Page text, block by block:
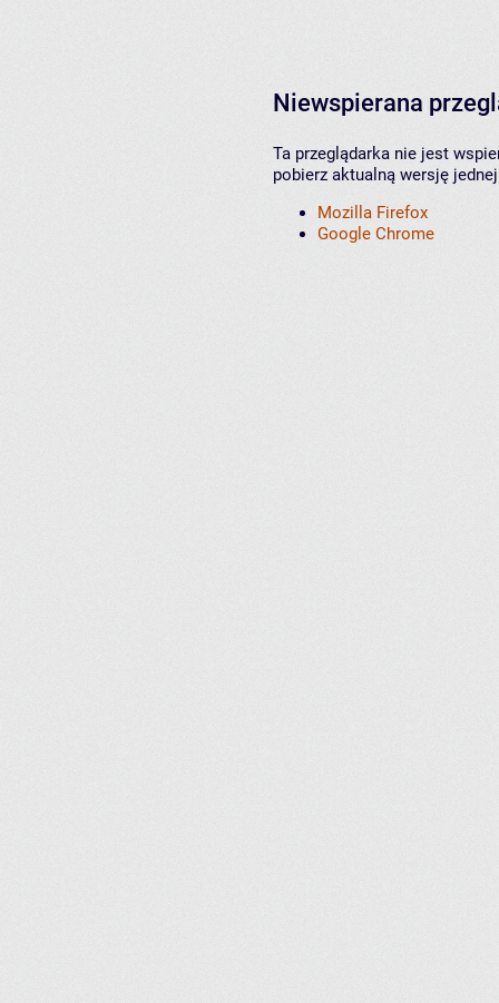
Niewspierana
Ta przeglądarka nie jest
pobierz aktualną wersję
Mozilla Firefox
Google Chrome